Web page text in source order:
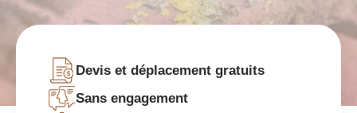
Devis et déplacement gratuits
Sans engagement